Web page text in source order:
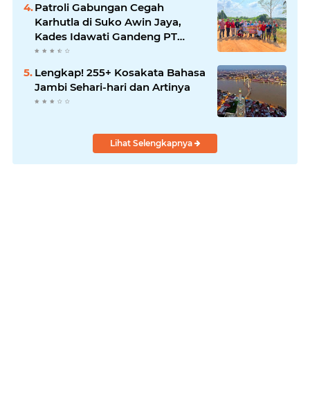
Patroli Gabungan Cegah
Karhutla di Suko Awin Jaya,
Kades Idawati Gandeng PT
BBB-S, TNI dan BPD
Lengkap! 255+ Kosakata Bahasa
Jambi Sehari-hari dan Artinya
Lihat Selengkapnya